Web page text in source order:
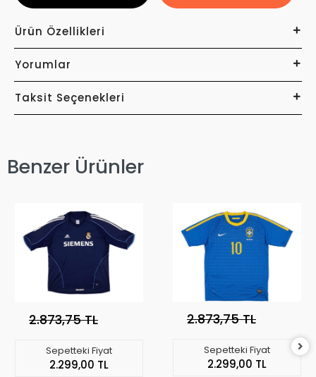
Ürün Özellikleri
Yorumlar
Taksit Seçenekleri
Benzer Ürünler
2.873,75 TL
Sepetteki Fiyat
2.299,00 TL
2.873,75 TL
Sepetteki Fiyat
2.299,00 TL